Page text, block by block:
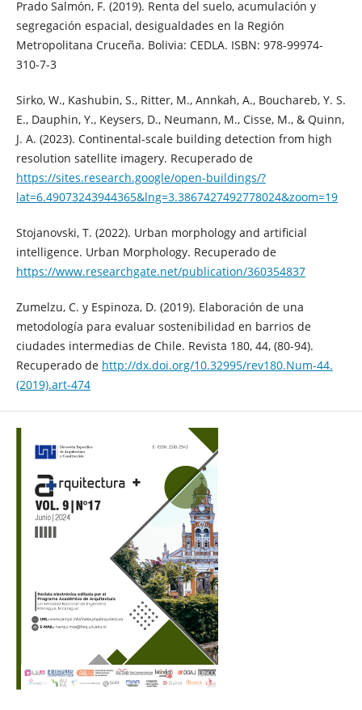
Prado Salmón, F. (2019). Renta del suelo, acumulación y
segregación espacial, desigualdades en la Región
Metropolitana Cruceña. Bolivia: CEDLA. ISBN: 978-99974-
310-7-3
Sirko, W., Kashubin, S., Ritter, M., Annkah, A., Bouchareb, Y. S.
E., Dauphin, Y., Keysers, D., Neumann, M., Cisse, M., & Quinn,
J. A. (2023). Continental-scale building detection from high
resolution satellite imagery. Recuperado de
https://sites.research.google/open-buildings/?
lat=6.49073243944365&lng=3.3867427492778024&zoom=19
Stojanovski, T. (2022). Urban morphology and artificial
intelligence. Urban Morphology. Recuperado de
https://www.researchgate.net/publication/360354837
Zumelzu, C. y Espinoza, D. (2019). Elaboración de una
metodología para evaluar sostenibilidad en barrios de
ciudades intermedias de Chile. Revista 180, 44, (80-94).
Recuperado de http://dx.doi.org/10.32995/rev180.Num-44.
(2019).art-474